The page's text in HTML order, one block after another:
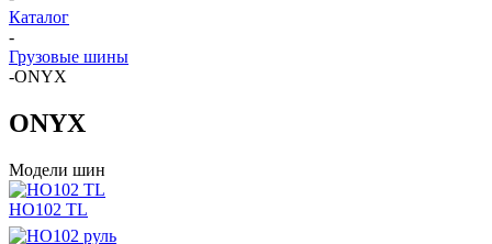
Каталог
-
Грузовые шины
-ONYX
ONYX
Модели шин
HO102 TL